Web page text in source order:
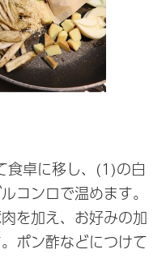
食卓に移し、(1)の白
コンロで温めます。
を加え、お好みの加
ポン酢などにつけて